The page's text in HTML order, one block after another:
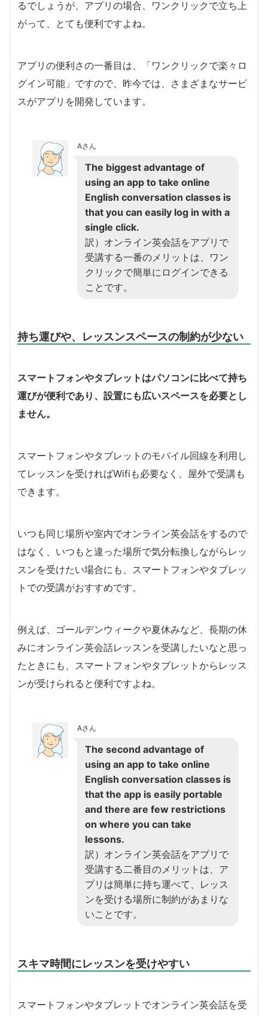
るでしょうが、アプリの場合、ワンクリックで立ち上
がって、とても便利ですよね。
アプリの便利さの一番目は、「ワンクリックで楽々ロ
グイン可能」ですので、昨今では、さまざまなサービ
スがアプリを開発しています。
Aさん
The biggest advantage of
using an app to take online
English conversation classes is
that you can easily log in with a
single click.
訳）オンライン英会話をアプリで
受講する一番のメリットは、ワン
クリックで簡単にログインできる
ことです。
持ち運びや、レッスンスペースの制約が少ない
スマートフォンやタブレットはパソコンに比べて持ち
運びが便利であり、設置にも広いスペースを必要とし
ません。
スマートフォンやタブレットのモバイル回線を利用し
てレッスンを受ければWifiも必要なく、屋外で受講も
できます。
いつも同じ場所や室内でオンライン英会話をするので
はなく、いつもと違った場所で気分転換しながらレッ
スンを受けたい場合にも、スマートフォンやタブレッ
トでの受講がおすすめです。
例えば、ゴールデンウィークや夏休みなど、長期の休
みにオンライン英会話レッスンを受講したいなと思っ
たときにも、スマートフォンやタブレットからレッス
ンが受けられると便利ですよね。
Aさん
The second advantage of
using an app to take online
English conversation classes is
that the app is easily portable
and there are few restrictions
on where you can take
lessons.
訳）オンライン英会話をアプリで
受講する二番目のメリットは、ア
プリは簡単に持ち運べて、レッス
ンを受ける場所に制約があまりな
いことです。
スキマ時間にレッスンを受けやすい
スマートフォンやタブレットでオンライン英会話を受